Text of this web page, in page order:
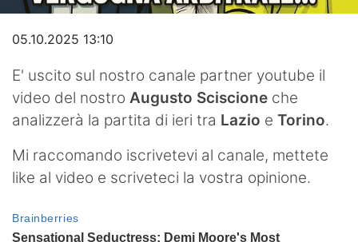
05.10.2025 13:10
E' uscito sul nostro canale partner youtube il
video del nostro Augusto Sciscione che
analizzerà la partita di ieri tra Lazio e Torino.
Mi raccomando iscrivetevi al canale, mettete
like al video e scriveteci la vostra opinione.